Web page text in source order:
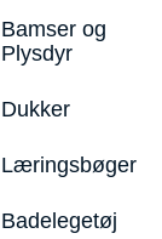
Bamser og
Plysdyr
Dukker
Læringsbøger
Badelegetøj